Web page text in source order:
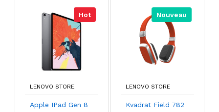
Hot
LENOVO STORE
Apple IPad Gen 8
Nouveau
LENOVO STORE
Kvadrat Field 782